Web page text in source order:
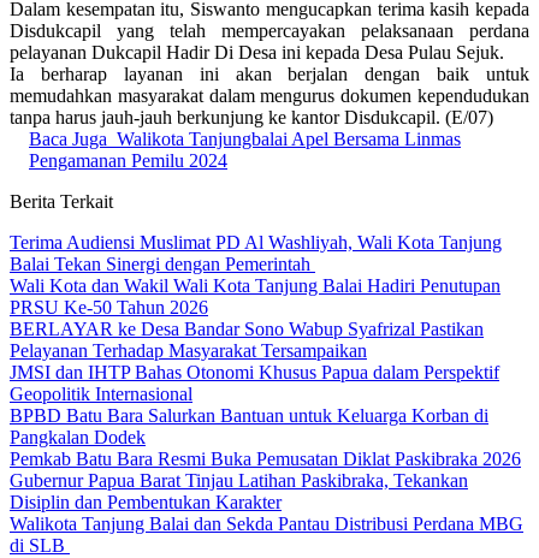
Dalam kesempatan itu, Siswanto mengucapkan terima kasih kepada
Disdukcapil yang telah mempercayakan pelaksanaan perdana
pelayanan Dukcapil Hadir Di Desa ini kepada Desa Pulau Sejuk.
Ia berharap layanan ini akan berjalan dengan baik untuk
memudahkan masyarakat dalam mengurus dokumen kependudukan
tanpa harus jauh-jauh berkunjung ke kantor Disdukcapil. (E/07)
Baca Juga Walikota Tanjungbalai Apel Bersama Linmas
Pengamanan Pemilu 2024
Berita Terkait
Terima Audiensi Muslimat PD Al Washliyah, Wali Kota Tanjung
Balai Tekan Sinergi dengan Pemerintah
Wali Kota dan Wakil Wali Kota Tanjung Balai Hadiri Penutupan
PRSU Ke-50 Tahun 2026
BERLAYAR ke Desa Bandar Sono Wabup Syafrizal Pastikan
Pelayanan Terhadap Masyarakat Tersampaikan
JMSI dan IHTP Bahas Otonomi Khusus Papua dalam Perspektif
Geopolitik Internasional
BPBD Batu Bara Salurkan Bantuan untuk Keluarga Korban di
Pangkalan Dodek
Pemkab Batu Bara Resmi Buka Pemusatan Diklat Paskibraka 2026
Gubernur Papua Barat Tinjau Latihan Paskibraka, Tekankan
Disiplin dan Pembentukan Karakter
Walikota Tanjung Balai dan Sekda Pantau Distribusi Perdana MBG
di SLB